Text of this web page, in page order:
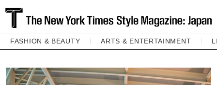
FASHION & BEAUTY ARTS & ENTERTAINMENT